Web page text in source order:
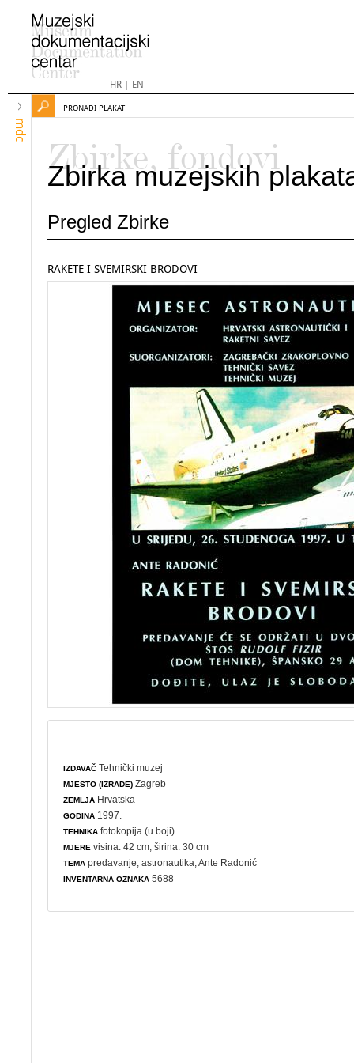
HR| EN
mdc
PRONAĐI PLAKAT
Zbirke, fondovi
Zbirka muzejskih
Pregled Zbirke
RAKETE I SVEMIRSKI BRODOVI
IZDAVAČ Tehnički muzej
MJESTO (IZRADE) Zagreb
ZEMLJA Hrvatska
GODINA 1997.
TEHNIKA fotokopija (u boji)
MJERE visina: 42 cm; širina: 30 cm
TEMA predavanje ,astronautika , Ante Radonić
INVENTARNA OZNAKA 5688